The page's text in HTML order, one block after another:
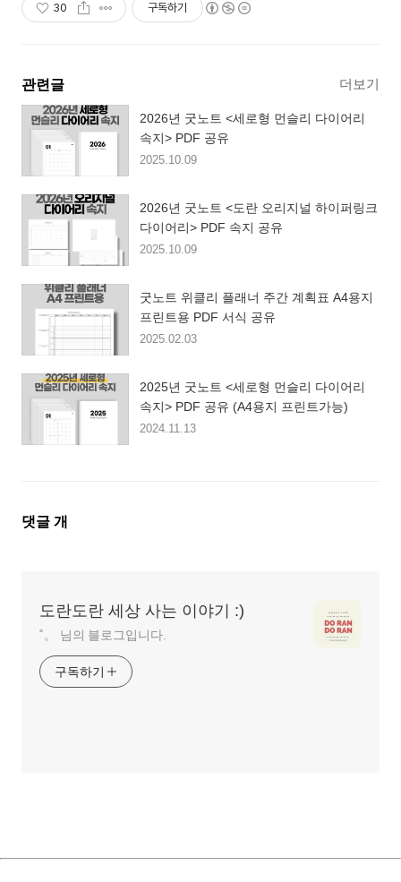
30 구독하기
관련글 더보기
2026년 굿노트 <세로형 먼슬리 다이어리
속지> PDF 공유
2025.10.09
2026년 굿노트 <도란 오리지널 하이퍼링크
다이어리> PDF 속지 공유
2025.10.09
굿노트 위클리 플래너 주간 계획표 A4용지
프린트용 PDF 서식 공유
2025.02.03
2025년 굿노트 <세로형 먼슬리 다이어리
속지> PDF 공유 (A4용지 프린트가능)
2024.11.13
댓
댓글 개
도란도란 세상 사는 이야기 :)
˚。 님의 블로그입니다.
구독하기